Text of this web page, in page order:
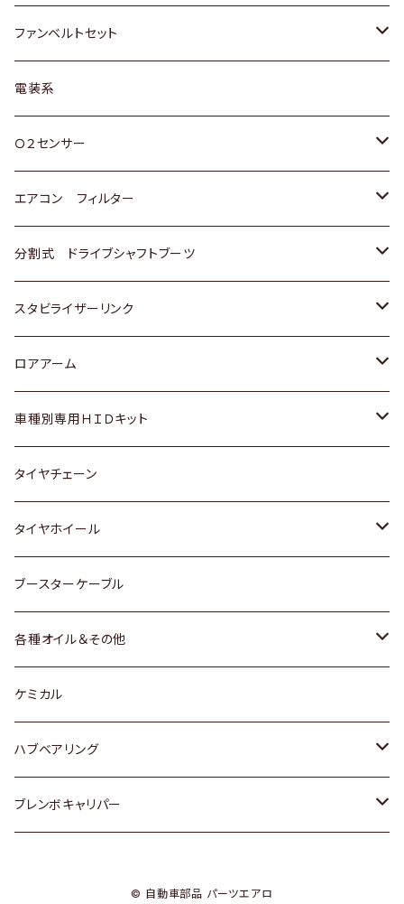
スバル
日野
マツダ
三菱
スバル
マツダ
ダイハツ
マツダ
三菱
スバル
スズキ
日産
ダイハツ
マツダ
三菱
スバル
トヨタ
スズキ
ダイハツ
三菱
スバル
ファンベルトセット
トヨタ
ホンダ
スズキ
日産
いすゞ
ダイハツ
マツダ
三菱
スバル
レクサス
電装系
Ｏ２センサー
トヨタ
ホンダ
スズキ
日産
ダイハツ
マツダ
三菱
スバル
エアコン フィルター
トヨタ
ホンダ
スズキ
日産
いすゞ
ダイハツ
マツダ
三菱
スバル
分割式 ドライブシャフトブーツ
トヨタ
ホンダ
スズキ
日産
ダイハツ
スバル
スタビライザーリンク
トヨタ
ホンダ
スズキ
日産
ダイハツ
マツダ
ロアアーム
ホンダ
スズキ
日産
ダイハツ
マツダ
スバル
車種別専用ＨＩＤキット
トヨタ
マツダ
タイヤチェーン
タイヤホイール
トヨタ
ホンダ
スズキ
日産
ダイハツ
ブースターケーブル
各種オイル＆その他
ディーデル洗浄添加剤
ケミカル
ハブベアリング
トヨタ
ブレンボキャリパー
© 自動車部品 パーツエアロ